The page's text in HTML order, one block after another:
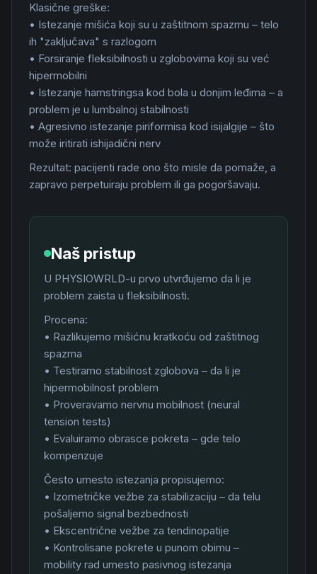
Klasične greške:
• Istezanje mišića koji su u zaštitnom spazmu – telo
ih "zaključava" s razlogom
• Forsiranje fleksibilnosti u zglobovima koji su već
hipermobilni
• Istezanje hamstringsa kod bola u donjim leđima – a
problem je u lumbalnoj stabilnosti
• Agresivno istezanje piriformisa kod isijalgije – što
može iritirati ishijadični nerv
Rezultat: pacijenti rade ono što misle da pomaže, a
zapravo perpetuiraju problem ili ga pogoršavaju.
Naš pristup
U PHYSIOWRLD-u prvo utvrđujemo da li je
problem zaista u fleksibilnosti.
Procena:
• Razlikujemo mišićnu kratkoću od zaštitnog
spazma
• Testiramo stabilnost zglobova – da li je
hipermobilnost problem
• Proveravamo nervnu mobilnost (neural
tension tests)
• Evaluiramo obrasce pokreta – gde telo
kompenzuje
Često umesto istezanja propisujemo:
• Izometričke vežbe za stabilizaciju – da telu
pošaljemo signal bezbednosti
• Ekscentrične vežbe za tendinopatije
• Kontrolisane pokrete u punom obimu –
mobility rad umesto pasivnog istezanja